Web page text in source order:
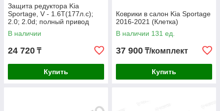
Защита редуктора Kia
Sportage, V - 1.6T(177л.с);
2.0; 2.0d; полный привод
2016-2018
В наличии
24 720 ₸
Купить
Коврики в салон Kia Sportage
2016-2021 (Клетка)
В наличии 131 ед.
37 900 ₸/комплект
Купить